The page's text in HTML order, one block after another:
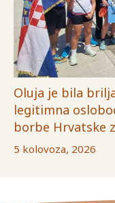
Oluja je bila
legitimna
borbe Hrvatske
5 kolovoza, 2026